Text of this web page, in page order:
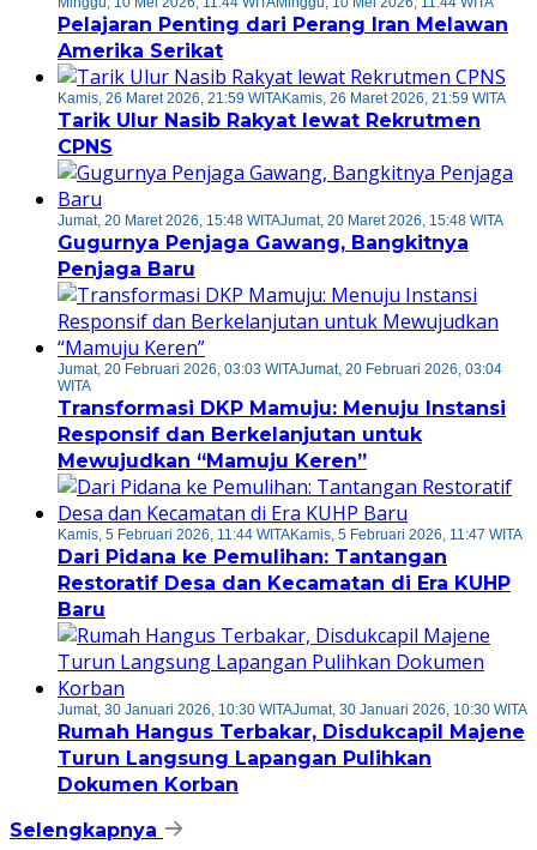
Pelajaran Penting dari Perang Iran Melawan
Amerika Serikat
Kamis, 26 Maret 2026, 21:59 WITAKamis, 26 Maret 2026, 21:59 WITA
Tarik Ulur Nasib Rakyat lewat Rekrutmen
CPNS
Jumat, 20 Maret 2026, 15:48 WITAJumat, 20 Maret 2026, 15:48 WITA
Gugurnya Penjaga Gawang, Bangkitnya
Penjaga Baru
Jumat, 20 Februari 2026, 03:03 WITAJumat, 20 Februari 2026, 03:04
WITA
Transformasi DKP Mamuju: Menuju Instansi
Responsif dan Berkelanjutan untuk
Mewujudkan “Mamuju Keren”
Kamis, 5 Februari 2026, 11:44 WITAKamis, 5 Februari 2026, 11:47 WITA
Dari Pidana ke Pemulihan: Tantangan
Restoratif Desa dan Kecamatan di Era KUHP
Baru
Jumat, 30 Januari 2026, 10:30 WITAJumat, 30 Januari 2026, 10:30 WITA
Rumah Hangus Terbakar, Disdukcapil Majene
Turun Langsung Lapangan Pulihkan
Dokumen Korban
Selengkapnya